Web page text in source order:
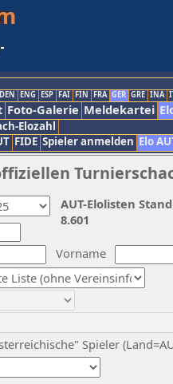
DEN ENG ESP FAI FIN FRA GER GRE INA
Foto-Galerie Meldekartei
Elozahl
FIDE Spieler anmelden Elo
Vorname
Spieler
AUT-Elolisten
8.601